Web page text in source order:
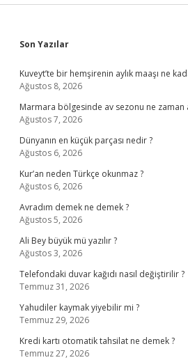
Sidebar
Son Yazılar
Kuveyt’te bir hemşirenin aylık maaşı ne
Ağustos 8, 2026
Marmara bölgesinde av sezonu ne zaman
Ağustos 7, 2026
Dünyanın en küçük parçası nedir ?
Ağustos 6, 2026
Kur’an neden Türkçe okunmaz ?
Ağustos 6, 2026
Avradım demek ne demek ?
Ağustos 5, 2026
Ali Bey büyük mü yazılır ?
Ağustos 3, 2026
Telefondaki duvar kağıdı nasıl değiştirilir ?
Temmuz 31, 2026
Yahudiler kaymak yiyebilir mi ?
Temmuz 29, 2026
Kredi kartı otomatik tahsilat ne demek ?
Temmuz 27, 2026